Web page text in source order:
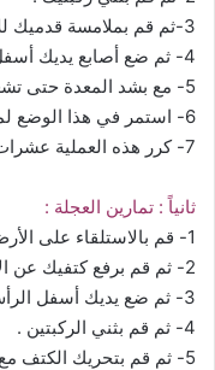
3-ثم قم بملامسة قدميك للأرض .
4- ثم ضع أصابع يديك أسفل منطقة الردفين .
5- مع بشد المعدة حتى تشعر بضغط ظهرك على الأصابع .
6- استمر في هذا الوضع لمدة 20 ثانية .
7- كرر هذه العملية عشرات مرات متتالية .
ثانياً : تمارين العجلة :
1- قم بالاستلقاء على الأرض .
2- ثم قم برفع كتفيك عن الأرض .
3- ثم ضع يديك أسفل الرأس .
4- ثم قم بثني الركبتين .
5- ثم قم بتحريك الكتف